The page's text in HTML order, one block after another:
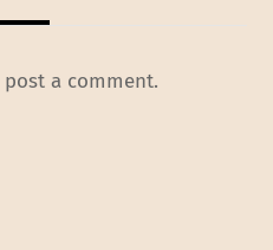
a comment.